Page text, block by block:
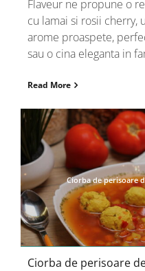
Flaveur ne propune o
cu lamai si rosii cherry,
arome proaspete,
sau o cina eleganta in
Read More
Ciorba de perisoare
Ciorba de perisoare